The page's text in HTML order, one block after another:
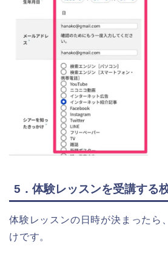
5．体験レッスンを受講する
体験レッスンの日時が決まったら
けです。